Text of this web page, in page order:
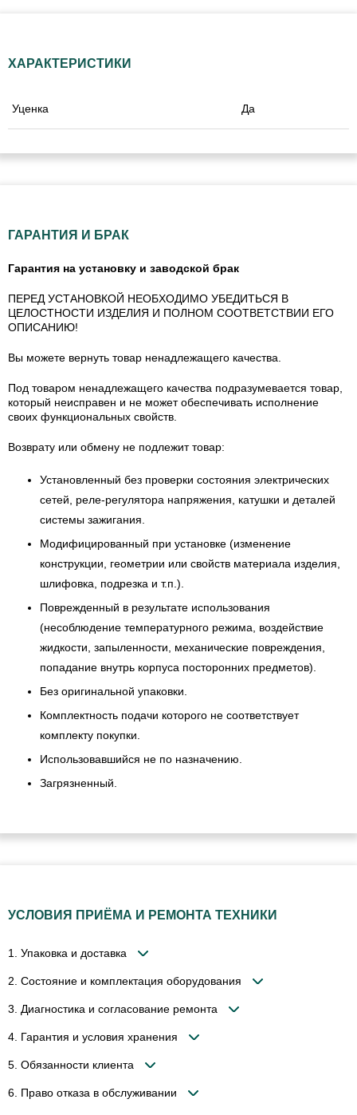
ХАРАКТЕРИСТИКИ
Уценка Да
ГАРАНТИЯ И БРАК
Гарантия на установку и заводской брак
ПЕРЕД УСТАНОВКОЙ НЕОБХОДИМО УБЕДИТЬСЯ В
ЦЕЛОСТНОСТИ ИЗДЕЛИЯ И ПОЛНОМ СООТВЕТСТВИИ ЕГО
ОПИСАНИЮ!
Вы можете вернуть товар ненадлежащего качества.
Под товаром ненадлежащего качества подразумевается товар,
который неисправен и не может обеспечивать исполнение
своих функциональных свойств.
Возврату или обмену не подлежит товар:
Установленный без проверки состояния электрических
сетей, реле-регулятора напряжения, катушки и деталей
системы зажигания.
Модифицированный при установке (изменение
конструкции, геометрии или свойств материала изделия,
шлифовка, подрезка и т.п.).
Поврежденный в результате использования
(несоблюдение температурного режима, воздействие
жидкости, запыленности, механические повреждения,
попадание внутрь корпуса посторонних предметов).
Без оригинальной упаковки.
Комплектность подачи которого не соответствует
комплекту покупки.
Использовавшийся не по назначению.
Загрязненный.
УСЛОВИЯ ПРИЁМА И РЕМОНТА ТЕХНИКИ
1. Упаковка и доставка
2. Состояние и комплектация оборудования
3. Диагностика и согласование ремонта
4. Гарантия и условия хранения
5. Обязанности клиента
6. Право отказа в обслуживании